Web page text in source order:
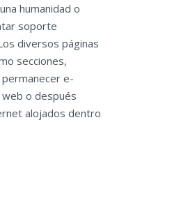
humanidad o
soporte
diversos páginas
secciones,
e-
o después
alojados dentro